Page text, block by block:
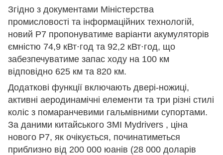
Згідно з документами Міністерства
промисловості та інформаційних технологій,
новий P7 пропонуватиме варіанти акумуляторів
ємністю 74,9 кВт⋅год та 92,2 кВт⋅год, що
забезпечуватиме запас ходу на 100 км
відповідно 625 км та 820 км.
Додаткові функції включають двері-ножиці,
активні аеродинамічні елементи та три різні стилі
коліс з помаранчевими гальмівними супортами.
За даними китайського ЗМІ Mydrivers , ціна
нового P7, як очікується, починатиметься
приблизно від 200 000 юанів (28 000 доларів